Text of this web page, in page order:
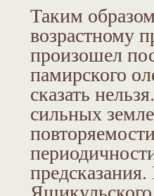
Таким
возрастному
произошел
памирского
сказать
сильных